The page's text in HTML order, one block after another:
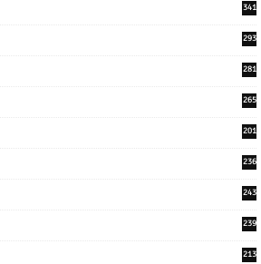
341
293
281
265
201
236
243
239
213